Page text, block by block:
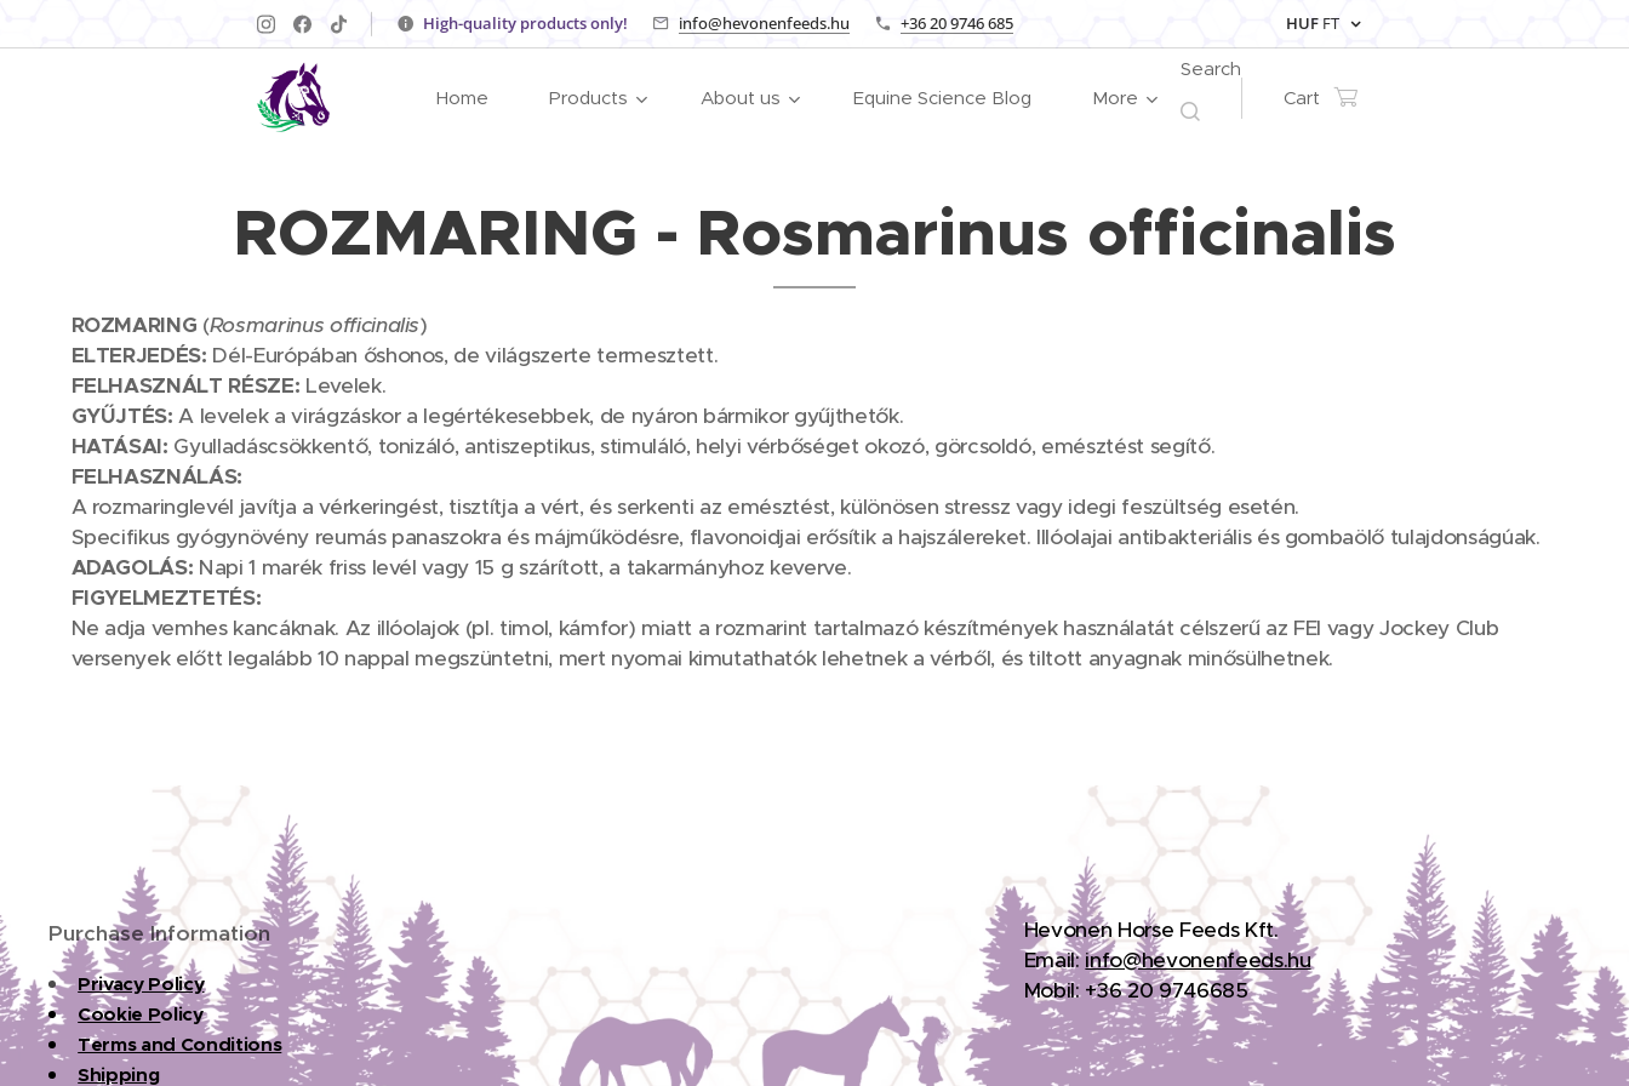
High-quality products only! info@hevonenfeeds.hu +36 20 9746 685 HUF FT
Home Products About us Equine Science Blog More
Search
Cart
ROZMARING - Rosmarinus officinalis
ROZMARING (Rosmarinus officinalis)
ELTERJEDÉS: Dél-Európában őshonos, de világszerte termesztett.
FELHASZNÁLT RÉSZE: Levelek.
GYŰJTÉS: A levelek a virágzáskor a legértékesebbek, de nyáron bármikor gyűjthetők.
HATÁSAI: Gyulladáscsökkentő, tonizáló, antiszeptikus, stimuláló, helyi vérbőséget okozó, görcsoldó, emésztést segítő.
FELHASZNÁLÁS:
A rozmaringlevél javítja a vérkeringést, tisztítja a vért, és serkenti az emésztést, különösen stressz vagy idegi feszültség esetén.
Specifikus gyógynövény reumás panaszokra és májműködésre, flavonoidjai erősítik a hajszálereket. Illóolajai antibakteriális és gombaölő tulajdonságúak.
ADAGOLÁS: Napi 1 marék friss levél vagy 15 g szárított, a takarmányhoz keverve.
FIGYELMEZTETÉS:
Ne adja vemhes kancáknak. Az illóolajok (pl. timol, kámfor) miatt a rozmarint tartalmazó készítmények használatát célszerű az FEI vagy Jockey Club
versenyek előtt legalább 10 nappal megszüntetni, mert nyomai kimutathatók lehetnek a vérből, és tiltott anyagnak minősülhetnek.
Purchase Information
Privacy Policy
Cookie Policy
Terms and Conditions
Shipping
Hevonen Horse Feeds Kft.
Email:info@hevonenfeeds.hu
Mobil: +36 20 9746685